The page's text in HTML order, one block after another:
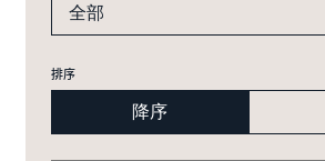
全部
排序
降序